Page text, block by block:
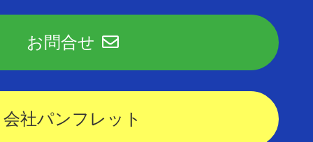
お問合せ
会社パンフレット